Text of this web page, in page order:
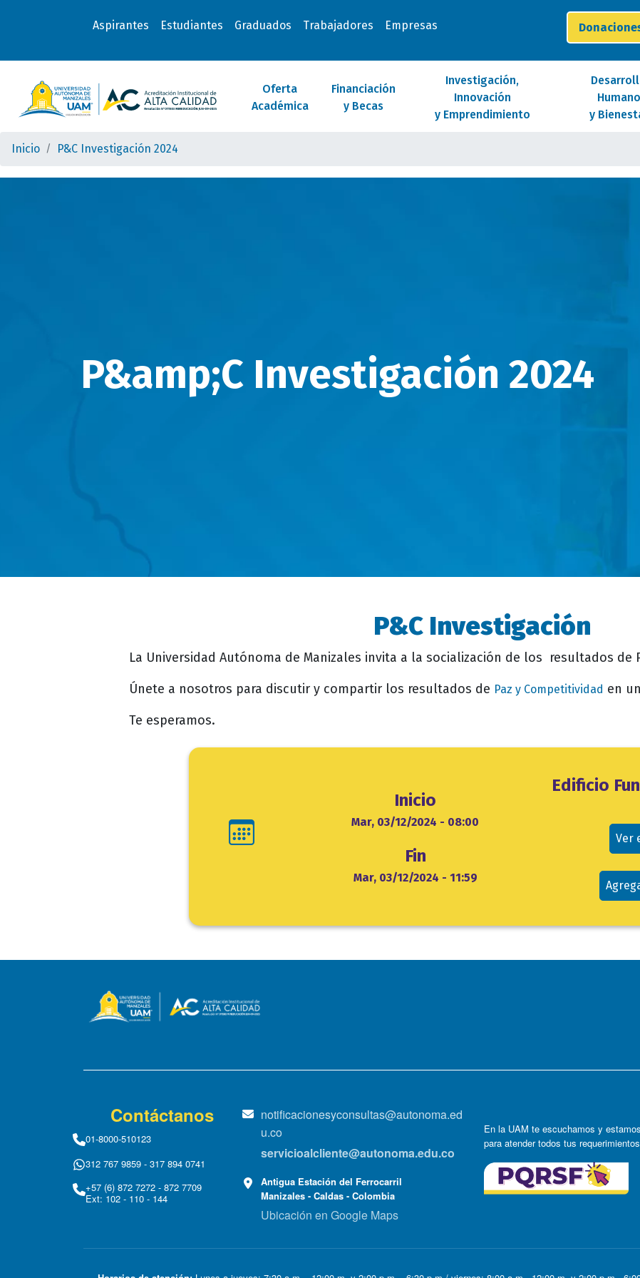
Aspirantes Estudiantes Graduados Trabajadores Empresas
Oferta
Académica
Financiación
y Becas
Investigación,
Innovación
y Emprendimiento
Humano
y
Inicio P&C Investigación 2024
P&amp;C Investigación 2024
P&C Investigación
La Universidad Autónoma de Manizales invita a la socialización de los resultados de
Únete a nosotros para discutir y compartir los resultados de Paz y Competitividad en
Te esperamos.
Inicio
Mar, 03/12/2024 - 08:00
Fin
Mar, 03/12/2024 - 11:59
Ubicación
Edificio
Ver
Contáctanos
01-8000-510123
312 767 9859 - 317 894 0741
+57 (6) 872 7272 - 872 7709
Ext: 102 - 110 - 144
notificacionesyconsultas@autonoma.ed
u.co
servicioalcliente@autonoma.edu.co
Antigua Estación del Ferrocarril
Manizales - Caldas - Colombia
Ubicación en Google Maps
En la UAM te escuchamos y
para atender todos tus requerimientos